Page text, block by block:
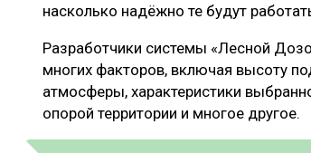
насколько надёжно те будут
Разработчики системы «Лесной
многих факторов, включая высоту
атмосферы, характеристики
опорой территории и многое другое.